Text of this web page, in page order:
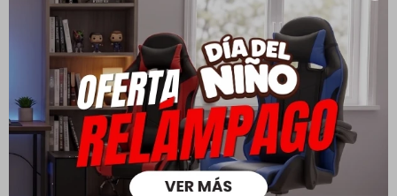
Silla de Bar - Portals -
Blanco
12.990 $ 17.990
$9.093
Mesa De Aluminio Exterior
- Portals
$15.990 $ 22.390
11.193